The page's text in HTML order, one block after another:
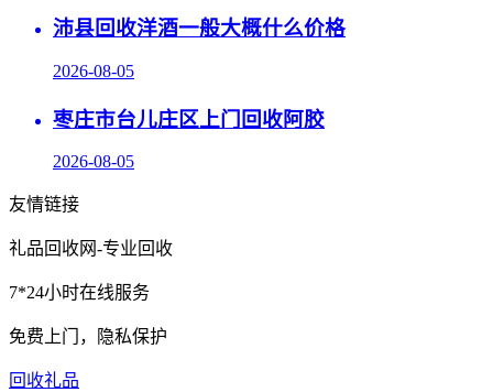
沛县回收洋酒一般大概什么价格
2026-08-05
枣庄市台儿庄区上门回收阿胶
2026-08-05
友情链接
礼品回收网-专业回收
7*24小时在线服务
免费上门，隐私保护
回收礼品